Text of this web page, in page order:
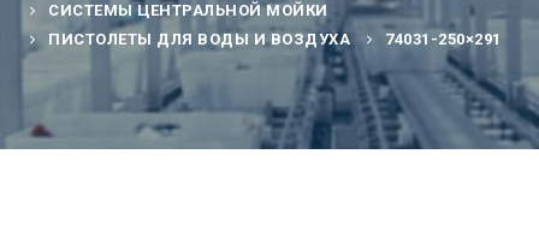
СИСТЕМЫ ЦЕНТРАЛЬНОЙ МОЙКИ
ПИСТОЛЕТЫ ДЛЯ ВОДЫ И ВОЗДУХА
74031-250×291